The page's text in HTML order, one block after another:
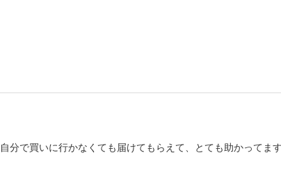
分で買いに行かなくても届けてもらえて、とても助かって